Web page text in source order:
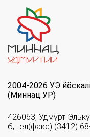
2004-2026 УЭ
(Миннац УР)
426063, Удмурт
б, тел(факс) (3412)